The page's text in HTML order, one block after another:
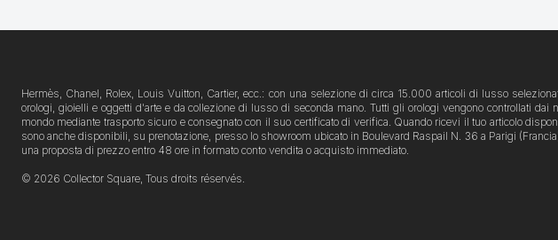
Hermès, Chanel, Rolex, Louis Vuitton, Cartier, ecc.: con una selezione di circa 15.000 articoli di lusso
orologi, gioielli e oggetti d'arte e da collezione di lusso di seconda mano. Tutti gli orologi vengono controllati
mondo mediante trasporto sicuro e consegnato con il suo certificato di verifica. Quando ricevi il tuo articolo
sono anche disponibili, su prenotazione, presso lo showroom ubicato in Boulevard Raspail N. 36 a Parigi
una proposta di prezzo entro 48 ore in formato conto vendita o acquisto immediato.
© 2026 Collector Square, Tous droits réservés.